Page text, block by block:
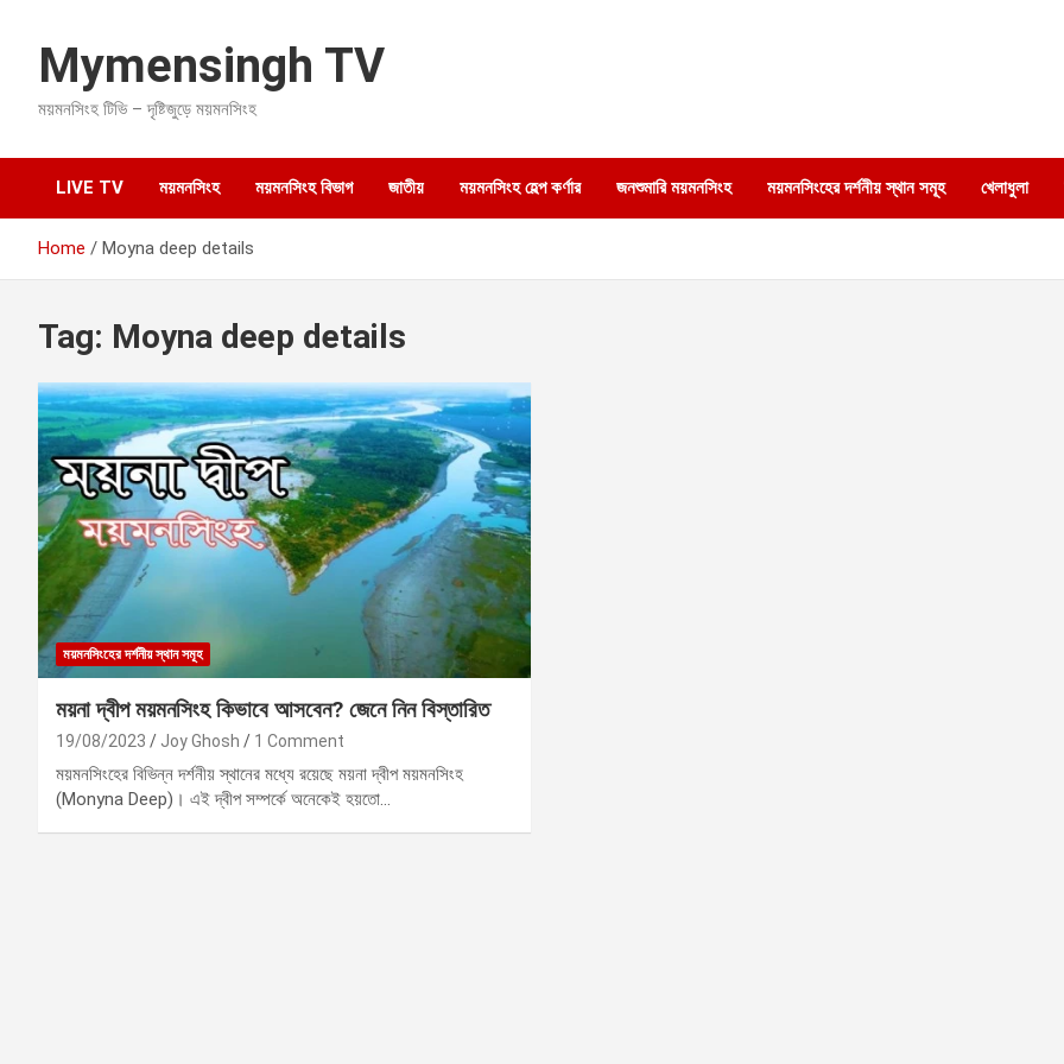
c
n
Mymensingh TV
ময়মনসিংহ টিভি – দৃষ্টিজুড়ে ময়মনসিংহ
LIVE TV ময়মনসিংহ ময়মনসিংহ বিভাগ জাতীয় ময়মনসিংহ হেল্প কর্ণার জনশুমারি ময়মনসিংহ ময়মনসিংহের দর্শনীয় স্থান সমূহ খেলাধুলা
Home Moyna deep details
Tag: Moyna deep details
ময়মনসিংহের দর্শনীয় স্থান সমূহ
ময়না দ্বীপ ময়মনসিংহ কিভাবে আসবেন? জেনে নিন বিস্তারিত
19/08/2023 Joy Ghosh 1 Comment
ময়মনসিংহের বিভিন্ন দর্শনীয় স্থানের মধ্যে রয়েছে ময়না দ্বীপ ময়মনসিংহ
(Monyna Deep)। এই দ্বীপ সম্পর্কে অনেকেই হয়তো…